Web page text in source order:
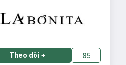
Theo dõi + 85